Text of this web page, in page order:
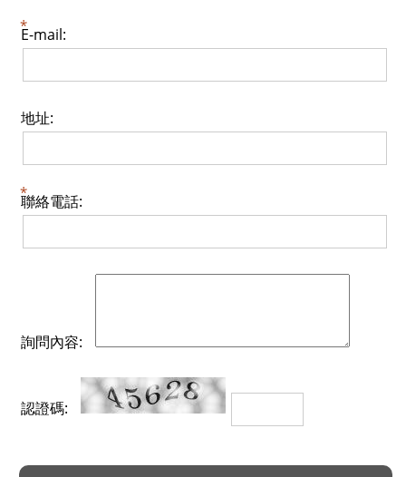
E-mail:
地址:
聯絡電話:
詢問內容:
認證碼: